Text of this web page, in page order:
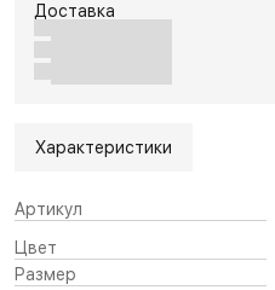
Доставка
Характеристики
Артикул
Цвет
Размер